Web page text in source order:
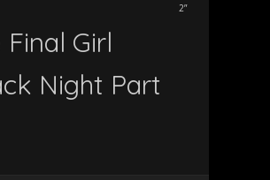
2”
Final Girl
Night Part